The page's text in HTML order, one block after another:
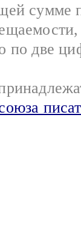
сумме
по две